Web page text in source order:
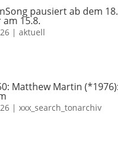
pausiert ab dem 18.
15.8.
| aktuell
Matthew Martin
| xxx_search_tonarchiv